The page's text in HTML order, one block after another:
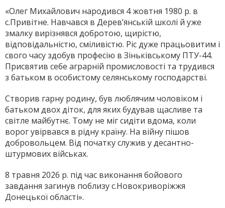
«Олег Михайлович народився 4 жовтня 1980 р. в
с.Привітне. Навчався в Дерев’янській школі й уже
змалку вирізнявся добротою, щирістю,
відповідальністю, сміливістю. Ріс дуже працьовитим і
свого часу здобув професію в Зіньківському ПТУ-44.
Присвятив себе аграрній промисловості та трудився
з батьком в особистому селянському господарстві.
Створив гарну родину, був люблячим чоловіком і
батьком двох діток, для яких будував щасливе та
світле майбутнє. Тому не міг сидіти вдома, коли
ворог увірвався в рідну країну. На війну пішов
добровольцем. Від початку служив у десантно-
штурмових військах.
8 травня 2026 р. під час виконання бойового
завдання загинув поблизу с.Новокриворіжжя
Донецької області».